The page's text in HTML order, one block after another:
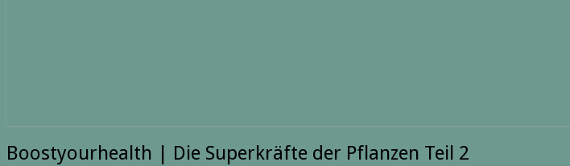
Boostyourhealth
Boostyourhealth | Die Superkräfte der Pflanzen Teil 2